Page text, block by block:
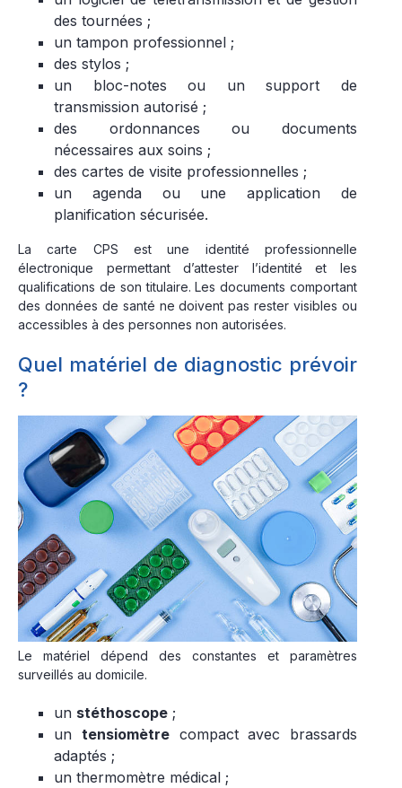
des tournées ;
un tampon professionnel ;
des stylos ;
un bloc-notes ou un support de
transmission autorisé ;
des ordonnances ou documents
nécessaires aux soins ;
des cartes de visite professionnelles ;
un agenda ou une application de
planification sécurisée.
La carte CPS est une identité professionnelle
électronique permettant d’attester l’identité et les
qualifications de son titulaire. Les documents comportant
des données de santé ne doivent pas rester visibles ou
accessibles à des personnes non autorisées.
Quel matériel de diagnostic prévoir
?
Le matériel dépend des constantes et paramètres
surveillés au domicile.
un stéthoscope ;
un tensiomètrecompact avec brassards
adaptés ;
un thermomètre médical ;